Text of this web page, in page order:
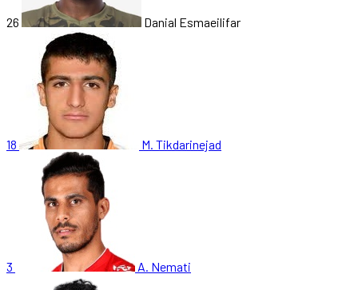
26 Danial Esmaeilifar
18 M. Tikdarinejad
3 A. Nemati